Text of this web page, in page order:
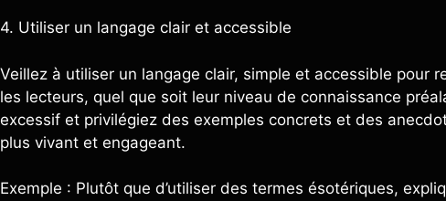
4. Utiliser un langage clair et accessible
Veillez à utiliser un langage clair, simple et accessible pour
les lecteurs, quel que soit leur niveau de connaissance
excessif et privilégiez des exemples concrets et des
plus vivant et engageant.
Exemple : Plutôt que d’utiliser des termes ésotériques,